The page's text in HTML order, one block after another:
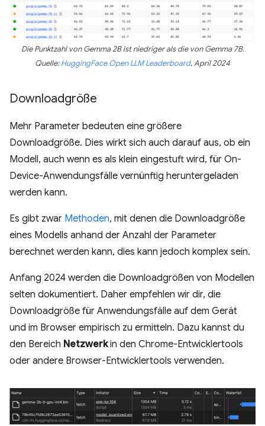
Die Punktzahl von Gemma 2B ist niedriger als die von Gemma 7B.
Quelle:HuggingFace Open LLM Leaderboard, April 2024
Downloadgröße
Mehr Parameter bedeuten eine größere
Downloadgröße. Dies wirkt sich auch darauf aus, ob ein
Modell, auch wenn es als klein eingestuft wird, für On-
Device-Anwendungsfälle vernünftig heruntergeladen
werden kann.
Es gibt zwar Methoden, mit denen die Downloadgröße
eines Modells anhand der Anzahl der Parameter
berechnet werden kann, dies kann jedoch komplex sein.
Anfang 2024 werden die Downloadgrößen von Modellen
selten dokumentiert. Daher empfehlen wir dir, die
Downloadgröße für Anwendungsfälle auf dem Gerät
und im Browser empirisch zu ermitteln. Dazu kannst du
den Bereich Netzwerkin den Chrome-Entwicklertools
oder andere Browser-Entwicklertools verwenden.